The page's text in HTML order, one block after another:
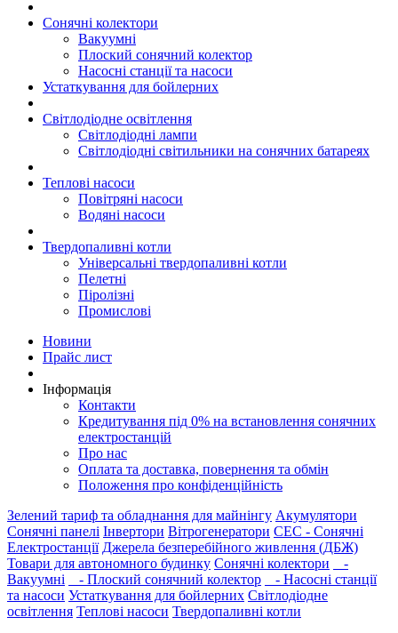
Сонячні колектори
Вакуумні
Плоский сонячний колектор
Насосні станції та насоси
Устаткування для бойлерних
Світлодіодне освітлення
Світлодіодні лампи
Світлодіодні світильники на сонячних батареях
Теплові насоси
Повітряні насоси
Водяні насоси
Твердопаливні котли
Універсальні твердопаливні котли
Пелетні
Піролізні
Промислові
Новини
Прайс лист
Інформація
Контакти
Кредитування під 0% на встановлення сонячних
електростанцій
Про нас
Оплата та доставка, повернення та обмін
Положення про конфіденційність
Зелений тариф та обладнання для майнінгу Акумулятори
Сонячні панелі Інвертори Вітрогенератори СЕС - Сонячні
Електростанції Джерела безперебійного живлення (ДБЖ)
Товари для автономного будинку Сонячні колектори
-
Вакуумні
- Плоский сонячний колектор
- Насосні станції
та насоси Устаткування для бойлерних Світлодіодне
освітлення Теплові насоси Твердопаливні котли